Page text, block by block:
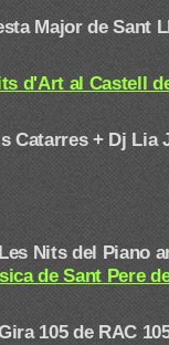
Major de Sant
d'Art al Castell
Catarres + Dj Lia
Nits del Piano
de Sant Pere
105 de RAC